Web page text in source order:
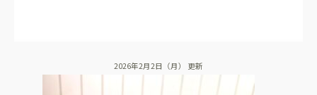
2026年2月2日（月） 更新